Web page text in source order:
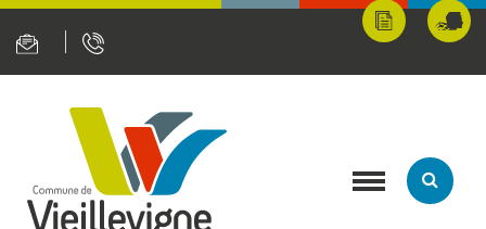
Mes
démarches
Toggle
Panneau de gestion des cookies